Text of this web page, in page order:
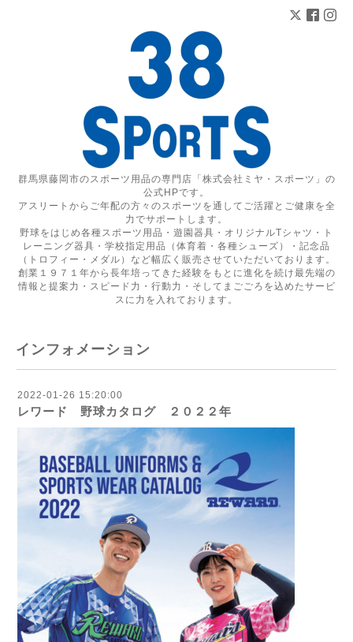
群馬県藤岡市のスポーツ用品の専門店「株式会社ミヤ・スポーツ」の
公式HPです。
アスリートからご年配の方々のスポーツを通してご活躍とご健康を全
力でサポートします。
野球をはじめ各種スポーツ用品・遊園器具・オリジナルTシャツ・ト
レーニング器具・学校指定用品（体育着・各種シューズ）・記念品
（トロフィー・メダル）など幅広く販売させていただいております。
創業１９７１年から長年培ってきた経験をもとに進化を続け最先端の
情報と提案力・スピード力・行動力・そしてまごごろを込めたサービ
スに力を入れております。
インフォメーション
2022-01-26 15:20:00
レワード 野球カタログ ２０２２年